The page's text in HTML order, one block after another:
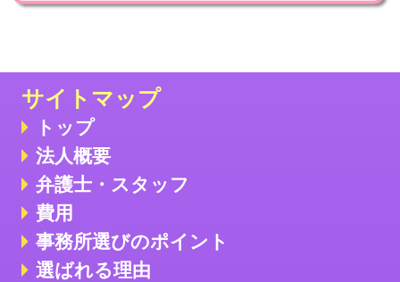
サイトマップ
トップ
法人概要
弁護士・スタッフ
費用
事務所選びのポイント
選ばれる理由